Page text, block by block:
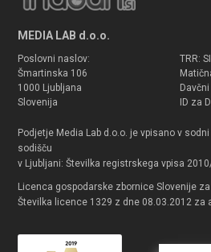
MEDIA LAB d.o.o.
Poslovni naslov:
Šmartinska 106
1000 Ljubljana
Slovenija
TRR:
ID za
Podjetje Media Lab d.o.o. je vpisano v
sodišču
v Ljubljani: Številka registrskega vpisa
Licenca gospodarske zbornice Slovenije
Številka licence 1329 z dne 08.03.2012 za